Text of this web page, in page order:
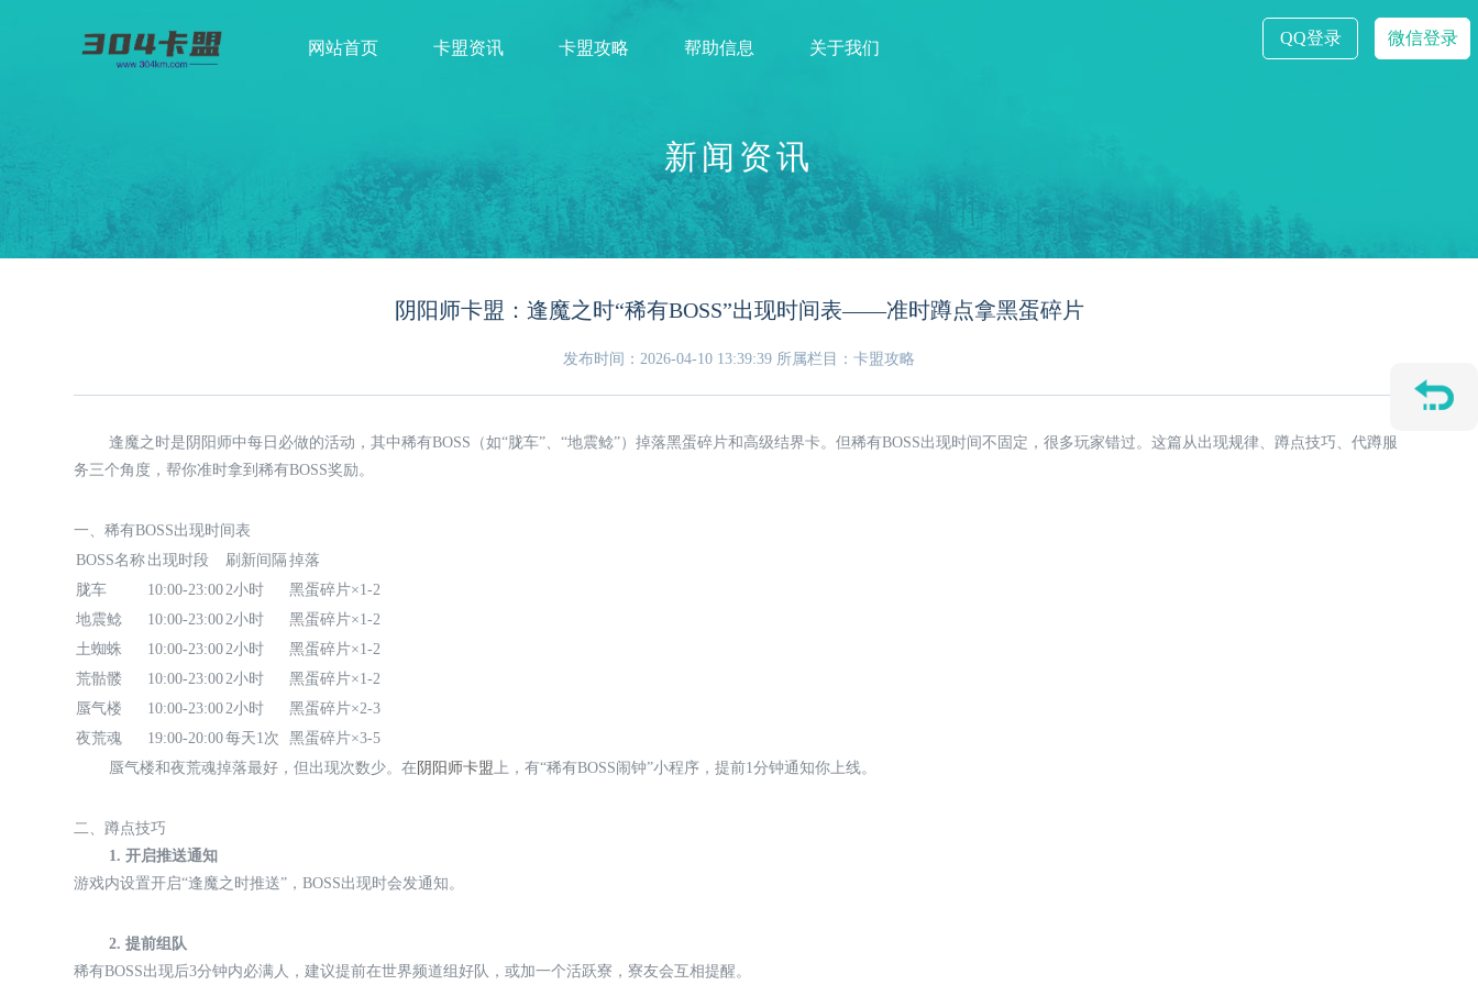
网站首页 卡盟资讯 卡盟攻略 帮助信息 关于我们
QQ登录 微信登录
新闻资讯
阴阳师卡盟：逢魔之时“稀有BOSS”出现时间表——准时蹲点拿黑蛋碎片
发布时间：2026-04-10 13:39:39 所属栏目：卡盟攻略
逢魔之时是阴阳师中每日必做的活动，其中稀有BOSS（如“胧车”、“地震鲶”）掉落黑蛋碎片和高级结界卡。但稀有BOSS出现时间不固定，很多玩家错过。这篇从出现规律、蹲点技巧、代蹲服
务三个角度，帮你准时拿到稀有BOSS奖励。
一、稀有BOSS出现时间表
BOSS名称 出现时段 刷新间隔 掉落
胧车
10:00-23:002小时
黑蛋碎片×1-2
地震鲶
10:00-23:002小时
黑蛋碎片×1-2
土蜘蛛
10:00-23:002小时
黑蛋碎片×1-2
荒骷髅
10:00-23:002小时
黑蛋碎片×1-2
蜃气楼
10:00-23:002小时
黑蛋碎片×2-3
夜荒魂
19:00-20:00每天1次
黑蛋碎片×3-5
蜃气楼和夜荒魂掉落最好，但出现次数少。在 阴阳师卡盟上，有“稀有BOSS闹钟”小程序，提前1分钟通知你上线。
二、蹲点技巧
1. 开启推送通知
游戏内设置开启“逢魔之时推送”，BOSS出现时会发通知。
2. 提前组队
稀有BOSS出现后3分钟内必满人，建议提前在世界频道组好队，或加一个活跃寮，寮友会互相提醒。